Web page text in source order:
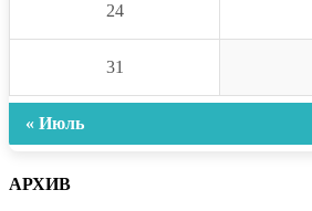
24
31
« Июль
АРХИВ